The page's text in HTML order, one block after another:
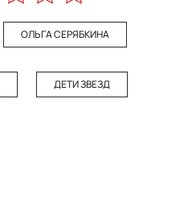
ОЛЬГА СЕРЯБКИНА
ДЕТИ ЗВЕЗД